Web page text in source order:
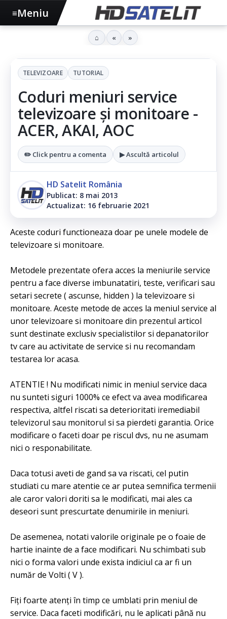
TELEVIZOARE TUTORIAL
Coduri meniuri service
televizoare și monitoare -
ACER, AKAI, AOC
✏️ Click pentru a comenta ▶ Ascultă articolul
HD Satelit România
Publicat: 8 mai 2013
Actualizat: 16 februarie 2021
Aceste coduri functioneaza doar pe unele modele de
televizoare si monitoare.
Metodele prezentate ofera acces la meniurile service
pentru a face diverse imbunatatiri, teste, verificari sau
setari secrete ( ascunse, hidden ) la televizoare si
monitoare. Aceste metode de acces la meniul service al
unor televizoare si monitoare din prezentul articol
sunt destinate exclusiv specialistilor si depanatorilor
tv care au activitate de service si nu recomandam
testarea lor acasa.
ATENTIE ! Nu modificati nimic in meniul service daca
nu sunteti siguri 1000% ce efect va avea modificarea
respectiva, altfel riscati sa deterioritati iremediabil
televizorul sau monitorul si sa pierdeti garantia. Orice
modificare o faceti doar pe riscul dvs, nu ne asumam
nici o responabilitate.
Daca totusi aveti de gand sa va riscati, cel putin
studiati cu mare atentie ce ar putea semnifica termenii
ale caror valori doriti sa le modificati, mai ales ca
deseori sunt prescurtate denumirile in meniuri.
De asemenea, notati valorile originale pe o foaie de
hartie inainte de a face modificari. Nu schimbati sub
nici o forma valori unde exista indiciul ca ar fi un
număr de Volti ( V ).
Fiți foarte atenți în timp ce umblati prin meniul de
service. Daca faceti modificări, nu le aplicati până nu
≡Meniu
⌂ « »